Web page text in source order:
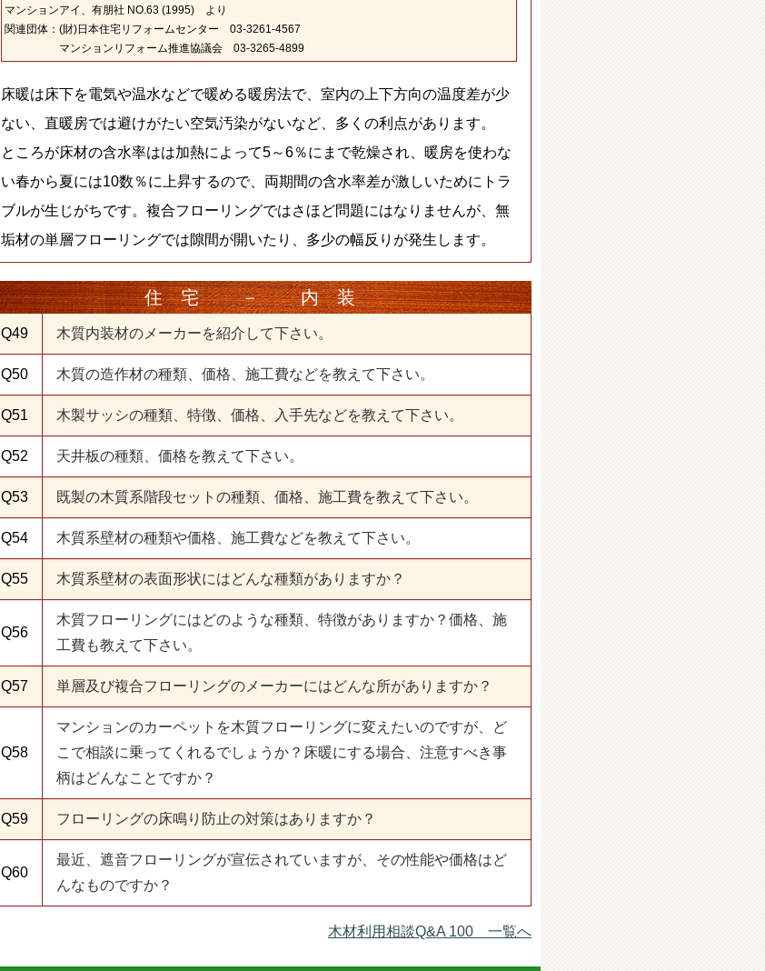
マンションアイ、有朋社 NO.63 (1995) より
関連団体：(財)日本住宅リフォームセンター 03-3261-4567
マンションリフォーム推進協議会 03-3265-4899
床暖は床下を電気や温水などで暖める暖房法で、室内の上下方向の温度差が少
ない、直暖房では避けがたい空気汚染がないなど、多くの利点があります。
ところが床材の含水率はは加熱によって5～6％にまで乾燥され、暖房を使わな
い春から夏には10数％に上昇するので、両期間の含水率差が激しいためにトラ
ブルが生じがちです。複合フローリングではさほど問題にはなりませんが、無
垢材の単層フローリングでは隙間が開いたり、多少の幅反りが発生します。
住宅 － 内装
Q49 木質内装材のメーカーを紹介して下さい。
Q50 木質の造作材の種類、価格、施工費などを教えて下さい。
Q51 木製サッシの種類、特徴、価格、入手先などを教えて下さい。
Q52 天井板の種類、価格を教えて下さい。
Q53 既製の木質系階段セットの種類、価格、施工費を教えて下さい。
Q54 木質系壁材の種類や価格、施工費などを教えて下さい。
Q55 木質系壁材の表面形状にはどんな種類がありますか？
Q56
木質フローリングにはどのような種類、特徴がありますか？価格、施
工費も教えて下さい。
Q57 単層及び複合フローリングのメーカーにはどんな所がありますか？
Q58
マンションのカーペットを木質フローリングに変えたいのですが、ど
こで相談に乗ってくれるでしょうか？床暖にする場合、注意すべき事
柄はどんなことですか？
Q59 フローリングの床鳴り防止の対策はありますか？
Q60
最近、遮音フローリングが宣伝されていますが、その性能や価格はど
んなものですか？
木材利用相談Q&A 100 一覧へ